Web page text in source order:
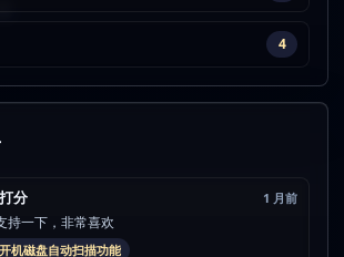
4
分 1 月前
持一下，非常喜欢
机磁盘自动扫描功能